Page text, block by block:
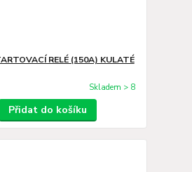
RELÉ (150A) KULATÉ
Skladem > 8
Přidat do košíku